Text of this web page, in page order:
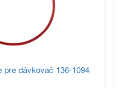
pre dávkovač 136-1094